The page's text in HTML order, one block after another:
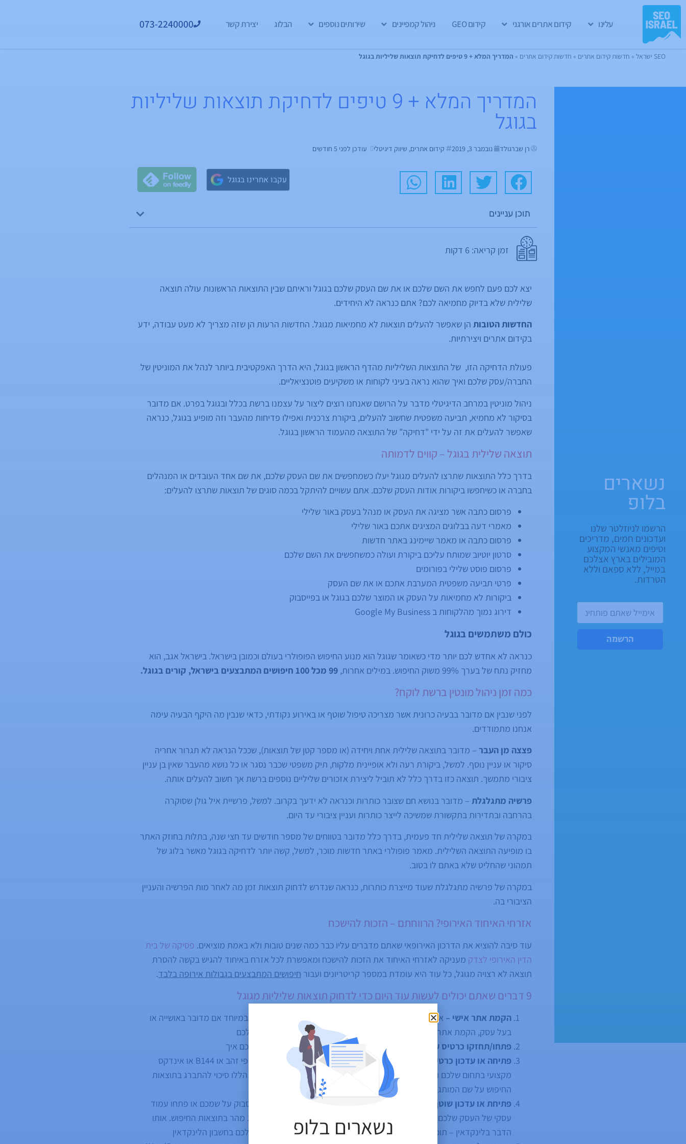
עלינו קידום אתרים אורגני קידום GEO ניהול קמפיינים שירותים נוספים הבלוג יצירת קשר 073-2240000
SEO ישראל » חדשות קידום אתרים » חדשות קידום אתרים » המדריך המלא + 9 טיפים לדחיקת תוצאות שליליות בגוגל
נשארים
בלופ
הרשמו לניוזלטר שלנו
ועדכונים חמים, מדריכים
וטיפים מאנשי המקצוע
המובילים בארץ אצלכם
במייל, ללא ספאם וללא
הטרדות.
הרשמה
המדריך המלא + 9 טיפים לדחיקת תוצאות שליליות
בגוגל
רן שברגולד נובמבר 3, 2019 קידום אתרים, שיווק דיגיטלי עודכן לפני 5 חודשים
עקבו אחרינו בגוגל
תוכן עניינים
זמן קריאה: 6 דקות
יצא לכם פעם לחפש את השם שלכם או את שם העסק שלכם בגוגל וראיתם שבין התוצאות הראשונות עולה תוצאה
שלילית שלא בדיוק מחמיאה לכם? אתם כנראה לא היחידים.
החדשות הטובות הן שאפשר להעלים תוצאות לא מחמיאות מגוגל. החדשות הרעות הן שזה מצריך לא מעט עבודה, ידע
בקידום אתרים ויצירתיות.
פעולת הדחיקה הזו, של התוצאות השליליות מהדף הראשון בגוגל, היא הדרך האפקטיבית ביותר לנהל את המוניטין של
החברה/עסק שלכם ואיך שהוא נראה בעיני לקוחות או משקיעים פוטנציאליים.
ניהול מוניטין במרחב הדיגיטלי מדבר על הרושם שאנחנו רוצים ליצור על עצמנו ברשת בכלל ובגוגל בפרט. אם מדובר
בסיקור לא מחמיא, תביעה משפטית שחשוב להעלים, ביקורת צרכנית ואפילו פדיחות מהעבר וזה מופיע בגוגל, כנראה
שאפשר להעלים את זה על ידי "דחיקה" של התוצאה מהעמוד הראשון בגוגל.
תוצאה שלילית בגוגל – קווים לדמותה
בדרך כלל התוצאות שתרצו להעלים מגוגל יעלו כשמחפשים את שם העסק שלכם, את שם אחד העובדים או המנהלים
בחברה או כשיחפשו ביקורות אודות העסק שלכם. אתם עשויים להיתקל בכמה סוגים של תוצאות שתרצו להעלים:
פרסום כתבה אשר מציגה את העסק או מנהל בעסק באור שלילי
מאמרי דעה בבלוגים המציגים אתכם באור שלילי
פרסום כתבה או מאמר שיימינג באתר חדשות
סרטון יוטיוב שמותח עליכם ביקורת ועולה כמשחפשים את השם שלכם
פרסום פוסט שלילי בפורומים
פרטי תביעה משפטית המערבת אתכם או את שם העסק
ביקורות לא מחמיאות על העסק או המוצר שלכם בגוגל או בפייסבוק
דירוג נמוך מהלקוחות ב Google My Business
כולם משתמשים בגוגל
כנראה לא אחדש לכם יותר מדי כשאומר שגוגל הוא מנוע החיפוש הפופולרי בעולם וכמובן בישראל. בישראל אגב, הוא
מחזיק נתח של בערך 99% משוק החיפוש. במילים אחרות,
99 מכל 100 חיפושים המתבצעים בישראל, קורים בגוגל.
כמה זמן ניהול מונטין ברשת לוקח?
לפני שנבין אם מדובר בבעיה כרונית אשר מצריכה טיפול שוטף או באירוע נקודתי, כדאי שנבין מה היקף הבעיה עימה
אנחנו מתמודדים.
פצצה מן העבר – מדובר בתוצאה שלילית אחת ויחידה (או מספר קטן של תוצאות), שככל הנראה לא תגרור אחריה
סיקור או עניין נוסף. למשל, ביקורת רעה ולא אופיינית מלקוח, תיק משפטי שכבר נסגר או כל נושא מהעבר שאין בן עניין
ציבורי מתמשך. תוצאה כזו בדרך כלל לא תוביל ליצירת אזכורים שליליים נוספים ברשת אך חשוב להעלים אותה.
פרשיה מתגלגלת – מדובר בנושא חם שצובר כותרות וכנראה לא ידעך בקרוב. למשל, פרשיית איל גולן שסוקרה
בהרחבה ובתדירות בתקשורת שמשיכה לייצר כותרות ועניין ציבורי עד היום.
במקרה של תוצאה שלילית חד פעמית, בדרך כלל מדובר בטווחים של מספר חודשים עד חצי שנה, בתלות בחוזק האתר
בו מופיעה התוצאה השלילית. מאמר פופולרי באתר חדשות מוכר, למשל, קשה יותר לדחיקה בגוגל מאשר בלוג של
תמהוני שהחליט שלא באתם לו בטוב.
במקרה של פרשיה מתגלגלת שעוד מייצרת כותרות, כנראה שנדרש לדחוק תוצאות זמן מה לאחר מות הפרשיה והעניין
הציבורי בה.
אזרחי האיחוד האירופי? הרווחתם – הזכות להישכח
עוד סיבה להוציא את הדרכון האירופאי שאתם מדברים עליו כבר כמה שנים טובות ולא באמת מוציאים. פסיקה של בית
הדין האירופי לצדק מעניקה לאזרחי האיחוד את הזכות להישכח ומאפשרת לכל אזרח באיחוד להגיש בקשה להסרת
תוצאה לא רצויה מגוגל, כל עוד היא עומדת במספר קריטריונים ועבור חיפושים המתבצעים בגבולות אירופה בלבד.
9 דברים שאתם יכולים לעשות עוד היום כדי לדחוק תוצאות שליליות מגוגל
הקמת אתר אישי – אם עדיין אין ברשותכם אתר אישי, אז זה הזמן להקים אחד! במיוחד אם מדובר באושייה או
בעל עסק, הקמת אתר אישי משלכם זה בהחלט נכס חיובי אשר תורם למוניטין שלכם
פתחו/תחזקו כרטיס עסק בגוגל לעסק שלי –המדריך המצוין של מוש
יסביר לכם איך
פתיחה או עדכון כרטיסי עסק באינדקסים שונים –
פתחו כרטיס עסק באיזי, דפי זהב או B144 או אינדקס
מקצועי בתחום שלכם וחזקו אותו עם כמה שיותר מידע איכותי ועדכני. לכרטיסים הללו סיכוי להתברג בתוצאות
החיפוש על שם המותג או העסק שלכם
פתיחת או עדכון שוטף של חשבונות הסושיאל שלכם –
דאגו לפתוח עמוד פייסבוק על שמכם או פתחו עמוד
עסקי של העסק שלכם. פייסבוק הינו אתר סמכותי מאוד בעיני גוגל ויכול להתברג מהר בתוצאות החיפוש. אותו
הדבר בלינקדאין – תוכלו לפרסם מאמרים בנושאים הקשורים אליכם או לעסק שלכם בחשבון הלינקדאין
נשארים בלופ